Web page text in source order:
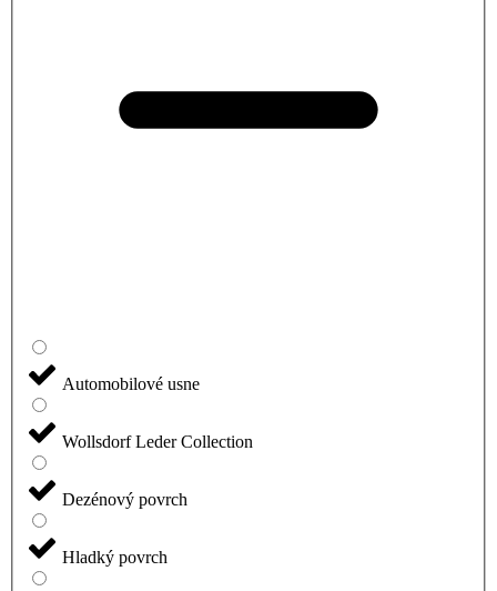
Automobilové usne
Wollsdorf Leder Collection
Dezénový povrch
Hladký povrch